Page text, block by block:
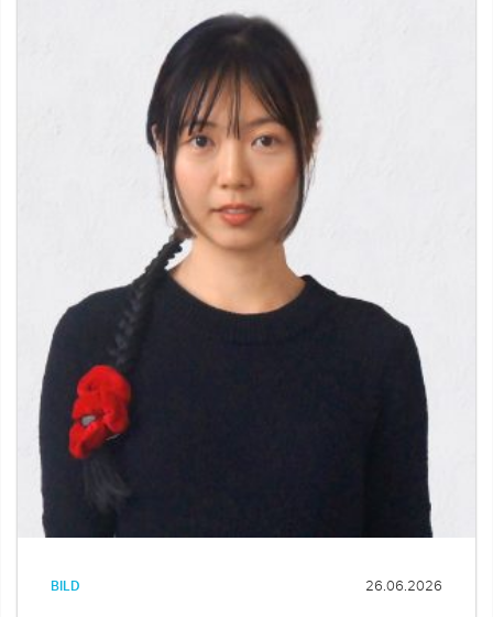
BILD 26.06.2026